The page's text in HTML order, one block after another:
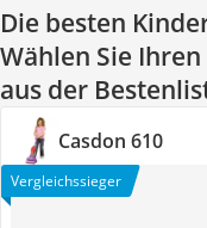
Die besten
Wählen Sie
aus der
Casdon 610
Vergleichssieger